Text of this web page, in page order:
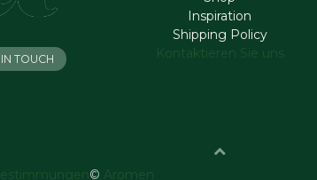
Inspiration
Shipping Policy
Kontaktieren Sie uns
TOUCH
© Aromen